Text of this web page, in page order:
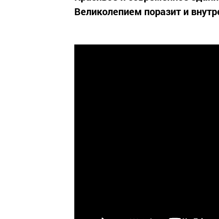
Великолепием поразит и